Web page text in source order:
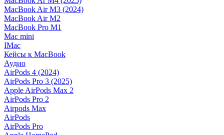
MacBook Air M3 (2024)
MacBook Air M2
MacBook Pro M1
Mac mini
IMac
Кейсы к MacBook
Аудио
AirPods 4 (2024)
AirPods Pro 3 (2025)
Apple AirPods Max 2
AirPods Pro 2
Airpods Max
AirPods
AirPods Pro